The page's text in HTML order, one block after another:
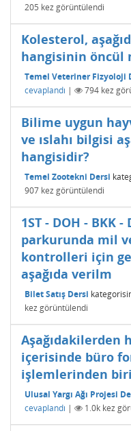
205 kez görüntülendi
Kolesterol,
hangisinin öncül
Temel Veteriner Fizyoloji
cevaplandı | 794 kez
Bilime uygun
ve ıslahı bilgisi
hangisidir?
Temel Zootekni Dersi
907 kez görüntülendi
1ST - DOH - BKK -
parkurunda mil
kontrolleri için
aşağıda verilm
Bilet Satış Dersi
kez görüntülendi
Aşağıdakilerden
içerisinde büro
işlemlerinden
Ulusal Yargı Ağı Projesi
cevaplandı | 1.0k kez